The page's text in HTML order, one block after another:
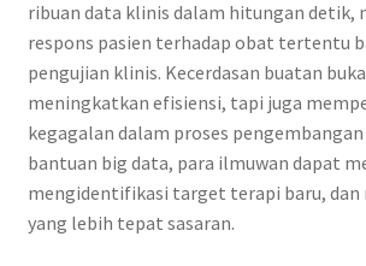
ribuan data klinis dalam hitungan detik,
respons pasien terhadap obat tertentu
pengujian klinis. Kecerdasan buatan
meningkatkan efisiensi, tapi juga
kegagalan dalam proses
bantuan big data, para ilmuwan dapat
mengidentifikasi target terapi baru, dan
yang lebih tepat sasaran.